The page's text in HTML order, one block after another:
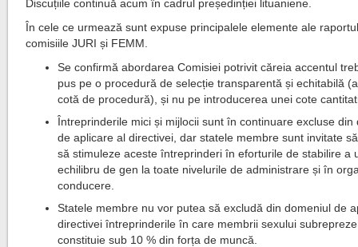
Discuțiile continuă acum în cadrul președinției lituaniene.
În cele ce urmează sunt expuse principalele elemente ale
comisiile JURI și FEMM.
Se confirmă abordarea Comisiei potrivit căreia accentul
pus pe o procedură de selecție transparentă și echitabilă
cotă de procedură), și nu pe introducerea unei cote
Întreprinderile mici și mijlocii sunt în continuare excluse din
de aplicare al directivei, dar statele membre sunt invitate
să stimuleze aceste întreprinderi în eforturile de stabilire a
echilibru de gen la toate nivelurile de administrare și în
conducere.
Statele membre nu vor putea să excludă din domeniul de
directivei întreprinderile în care membrii sexului
constituie sub 10 % din forța de muncă.